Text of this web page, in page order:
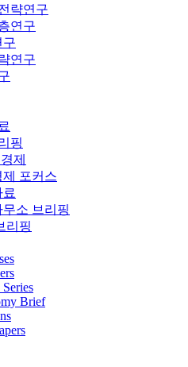
략연구
연구
구
연구
핑
제
포커스
소 브리핑
리핑
Brief